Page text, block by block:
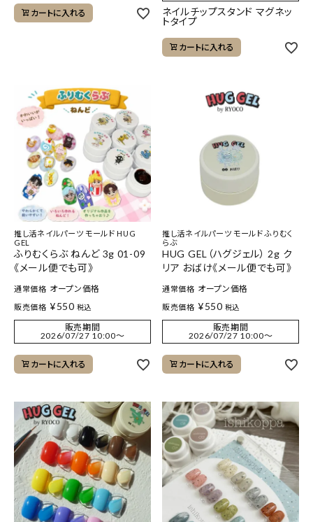
カートに入れる
ネイルチップスタンド マグネッ
トタイプ
カートに入れる
推し活ネイルパーツ モールド HUG
GEL
ふりむくらぶ ねんど 3g 01-09
《メール便でも可》
通常価格 オープン価格
販売価格 ¥550 税込
販売期間
2026/07/27 10:00〜
カートに入れる
推し活ネイルパーツ モールド ふりむく
らぶ
HUG GEL（ハグジェル） 2g ク
リア おばけ《メール便でも可》
通常価格 オープン価格
販売価格 ¥550 税込
販売期間
2026/07/27 10:00〜
カートに入れる